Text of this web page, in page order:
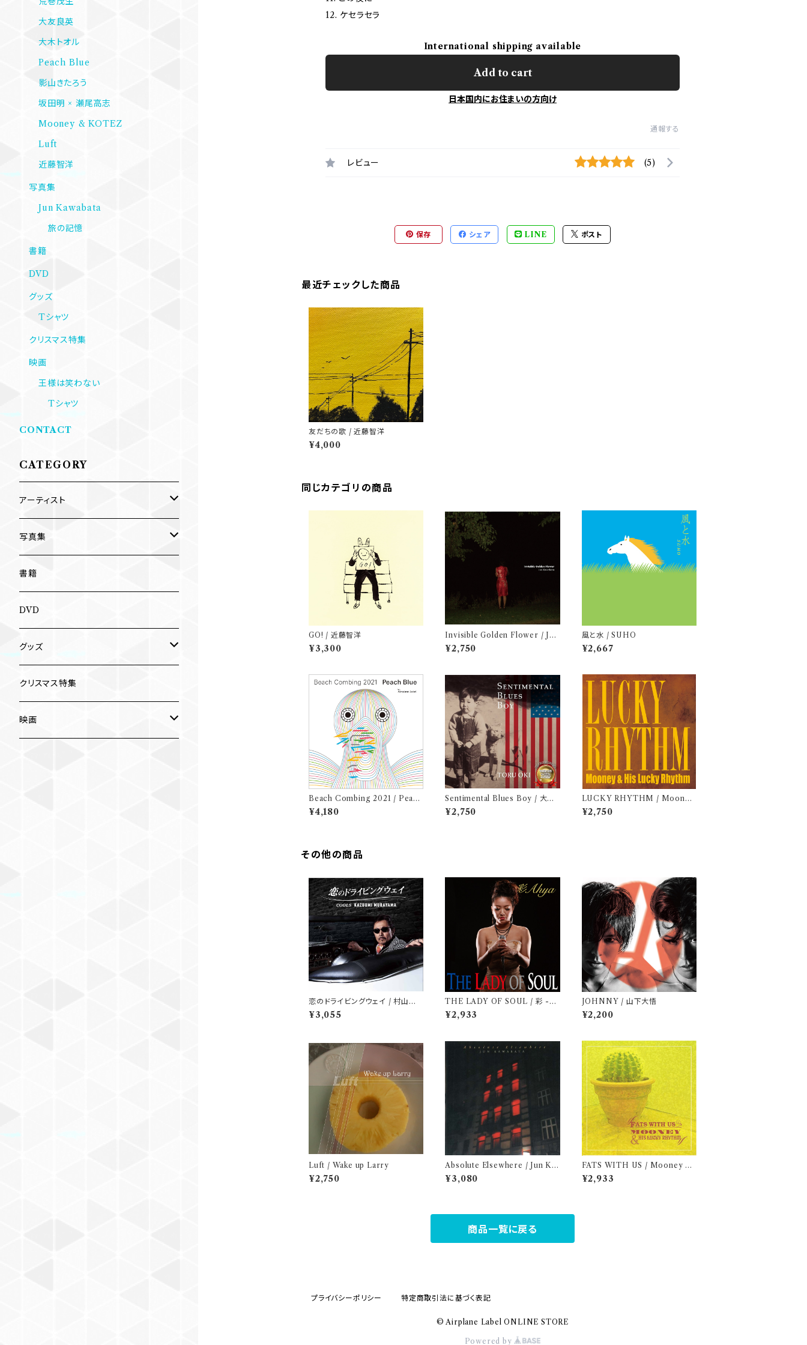
12. ケセラセラ
International shipping available
Add to cart
日本国内にお住まいの方向け
通報する
レビュー (5)
保存 シェア LINE ポスト
最近チェックした商品
友だちの歌 / 近藤智洋
¥4,000
同じカテゴリの商品
GO! / 近藤智洋
¥3,300
Invisible Golden Flower / Jun
Kawabata
¥2,750
風と水 / SUHO
¥2,667
Beach Combing 2021 / Peach
Blue (LPレコード＋CD)
¥4,180
Sentimental Blues Boy / 大木
トオル
¥2,750
LUCKY RHYTHM / Mooney
& His Lucky Rhythm
¥2,750
その他の商品
恋のドライビングウェイ / 村山一
海
¥3,055
THE LADY OF SOUL / 彩 -Ah
ya-
¥2,933
JOHNNY / 山下大悟
¥2,200
Luft / Wake up Larry
¥2,750
Absolute Elsewhere / Jun Ka
wabata
¥3,080
FATS WITH US / Mooney &
his Lucky Rhythm
¥2,933
商品一覧に戻る
大友良英
大木トオル
Peach Blue
影山きたろう
坂田明 × 瀬尾高志
Mooney & KOTEZ
Luft
近藤智洋
写真集
Jun Kawabata
旅の記憶
書籍
DVD
グッズ
Tシャツ
クリスマス特集
映画
王様は笑わない
Tシャツ
CONTACT
CATEGORY
アーティスト
内海利勝
南博
ASA-CHANG
Jun Kawabata
Mooney
ミャンマー伝統音楽
写真集
Jun Kawabata
旅の記憶
書籍
DVD
グッズ
Tシャツ
クリスマス特集
映画
プライバシーポリシー 特定商取引法に基づく表記
© Airplane Label ONLINE STORE
Powered by